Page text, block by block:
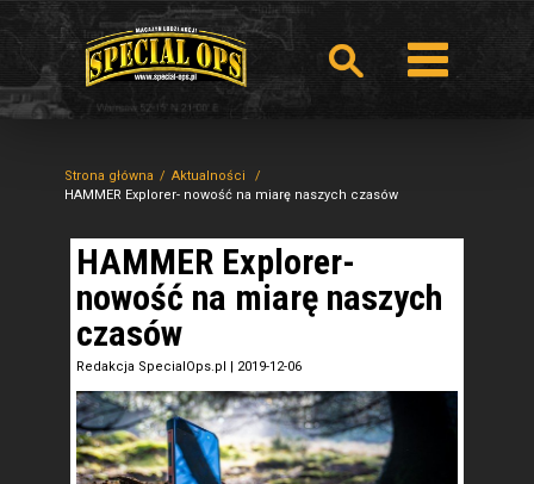
Strona główna
Aktualności
HAMMER Explorer- nowość na miarę naszych czasów
HAMMER Explorer-
nowość na miarę naszych
czasów
Redakcja SpecialOps.pl | 2019-12-06